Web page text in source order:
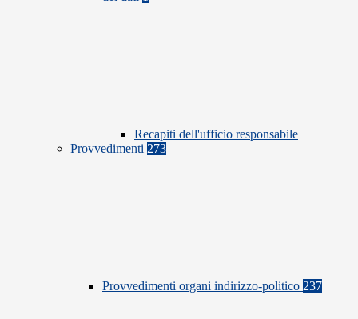
Recapiti dell'ufficio responsabile
Provvedimenti 273
Provvedimenti organi indirizzo-politico 237